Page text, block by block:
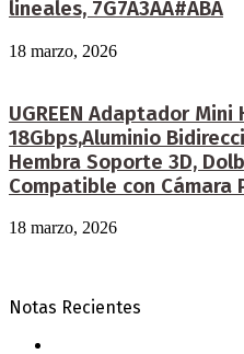
lineales, 7G7A3AA#ABA
18 marzo, 2026
UGREEN Adaptador Mini
18Gbps,Aluminio
Hembra Soporte 3D,
Compatible con Cámara
18 marzo, 2026
Notas Recientes